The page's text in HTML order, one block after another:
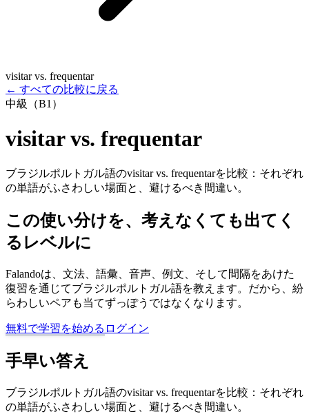
visitar vs. frequentar
← すべての比較に戻る
中級（B1）
visitar vs. frequentar
ブラジルポルトガル語のvisitar vs. frequentarを比較：それぞれ
の単語がふさわしい場面と、避けるべき間違い。
この使い分けを、考えなくても出てく
るレベルに
Falandoは、文法、語彙、音声、例文、そして間隔をあけた
復習を通じてブラジルポルトガル語を教えます。だから、紛
らわしいペアも当てずっぽうではなくなります。
無料で学習を始める ログイン
手早い答え
ブラジルポルトガル語のvisitar vs. frequentarを比較：それぞれ
の単語がふさわしい場面と、避けるべき間違い。